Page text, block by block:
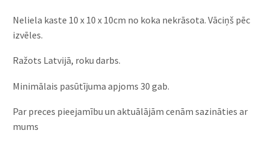
Neliela kaste 10 x 10 x 10cm no koka nekrāsota. Vāciņš pēc
izvēles.
Ražots Latvijā, roku darbs.
Minimālais pasūtījuma apjoms 30 gab.
Par preces pieejamību un aktuālājām cenām sazināties ar
mums